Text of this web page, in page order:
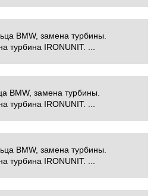
BMW, замена турбины.
турбина IRONUNIT. ...
BMW, замена турбины.
турбина IRONUNIT. ...
BMW, замена турбины.
турбина IRONUNIT. ...